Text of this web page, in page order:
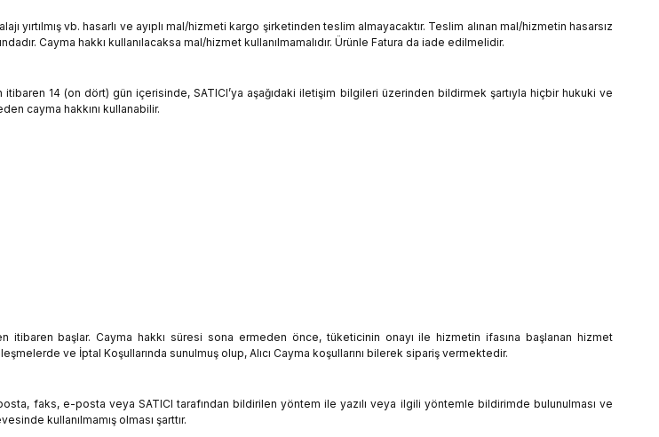
yırtılmış vb. hasarlı ve ayıplı mal/hizmeti kargo şirketinden teslim almayacaktır. Teslim alınan mal/hizmetin hasarsız
Cayma hakkı kullanılacaksa mal/hizmet kullanılmamalıdır. Ürünle Fatura da iade edilmelidir.
14 (on dört) gün içerisinde, SATICI’ya aşağıdaki iletişim bilgileri üzerinden bildirmek şartıyla hiçbir hukuki ve
cayma hakkını kullanabilir.
itibaren başlar. Cayma hakkı süresi sona ermeden önce, tüketicinin onayı ile hizmetin ifasına başlanan hizmet
ve İptal Koşullarında sunulmuş olup, Alıcı Cayma koşullarını bilerek sipariş vermektedir.
faks, e-posta veya SATICI tarafından bildirilen yöntem ile yazılı veya ilgili yöntemle bildirimde bulunulması ve
kullanılmamış olması şarttır.